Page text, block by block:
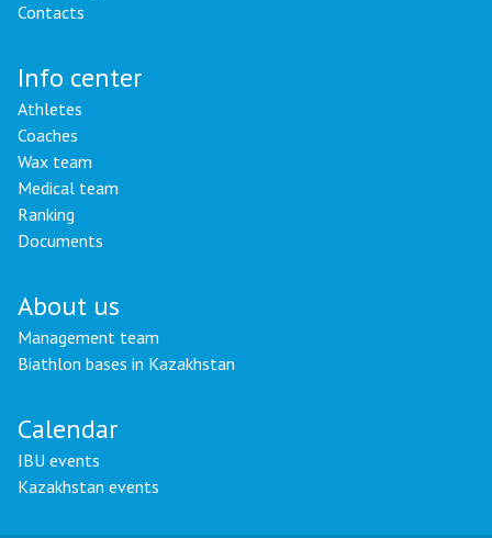
Contacts
Info center
Athletes
Coaches
Wax team
Medical team
Ranking
Documents
About us
Management team
Biathlon bases in Kazakhstan
Calendar
IBU events
Kazakhstan events